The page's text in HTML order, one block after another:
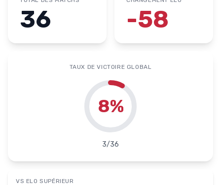
36 -58
TAUX DE VICTOIRE GLOBAL
8%
3/36
VS ELO SUPÉRIEUR